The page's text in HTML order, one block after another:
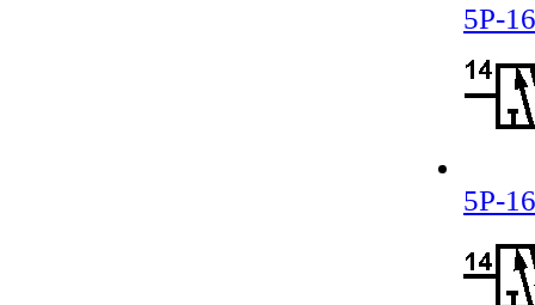
5Р-
5Р-